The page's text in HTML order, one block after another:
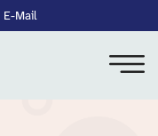
E-Mail